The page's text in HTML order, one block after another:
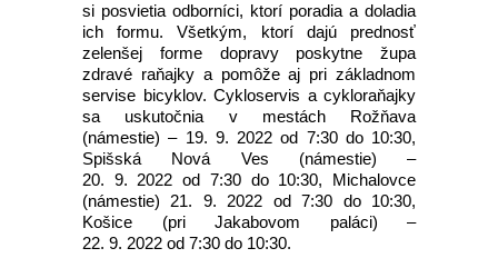
si posvietia odborníci, ktorí poradia a doladia
ich formu. Všetkým, ktorí dajú prednosť
zelenšej forme dopravy poskytne župa
zdravé raňajky a pomôže aj pri základnom
servise bicyklov. Cykloservis a cykloraňajky
sa uskutočnia v mestách Rožňava
(námestie) – 19. 9. 2022 od 7:30 do 10:30,
Spišská Nová Ves (námestie) –
20. 9. 2022 od 7:30 do 10:30, Michalovce
(námestie) 21. 9. 2022 od 7:30 do 10:30,
Košice (pri Jakabovom paláci) –
22. 9. 2022 od 7:30 do 10:30.